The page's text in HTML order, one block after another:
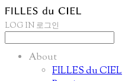
LOG IN 로그인
About
FILLES du CIEL